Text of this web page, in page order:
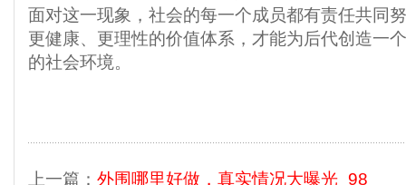
面对这一现象，社会的每一个成员都有责任共同
更健康、更理性的价值体系，才能为后代创造一
的社会环境。
上一篇： 外围哪里好做，真实情况大曝光_98